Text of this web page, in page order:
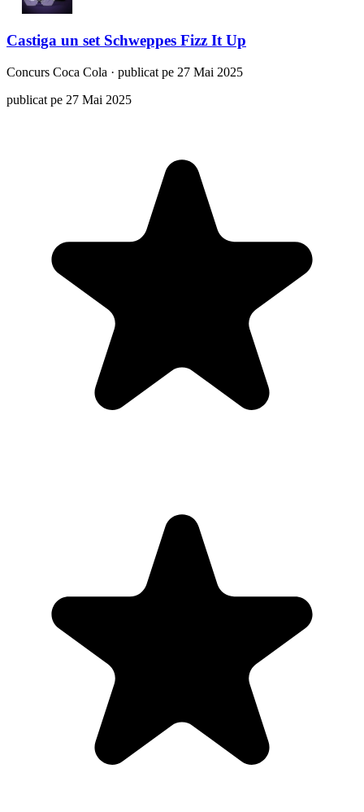
Castiga un set Schweppes Fizz It Up
Concurs Coca Cola · publicat pe 27 Mai 2025
publicat pe 27 Mai 2025